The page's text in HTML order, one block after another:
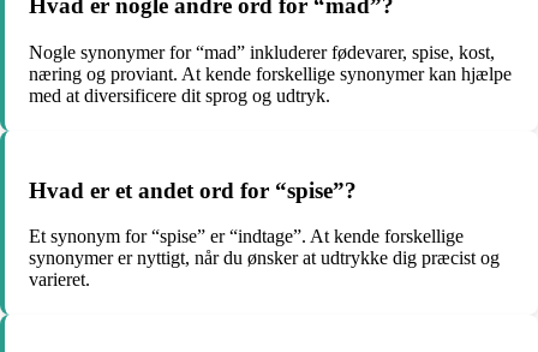
Hvad er nogle andre ord for “mad”?
Nogle synonymer for “mad” inkluderer fødevarer, spise, kost,
næring og proviant. At kende forskellige synonymer kan hjælpe
med at diversificere dit sprog og udtryk.
Hvad er et andet ord for “spise”?
Et synonym for “spise” er “indtage”. At kende forskellige
synonymer er nyttigt, når du ønsker at udtrykke dig præcist og
varieret.